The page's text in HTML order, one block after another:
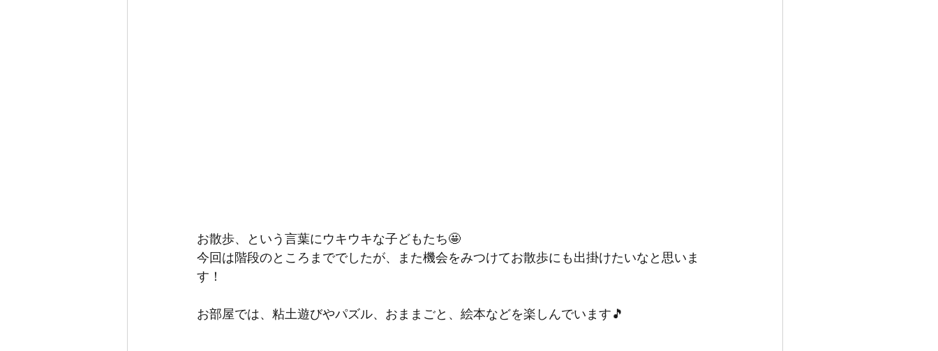
お散歩、という言葉にウキウキな子どもたち🤩
今回は階段のところまででしたが、また機会をみつけてお散歩にも出掛けたいなと思いま
す！
お部屋では、粘土遊びやパズル、おままごと、絵本などを楽しんでいます🎵